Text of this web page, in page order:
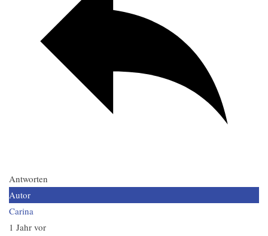
Antworten
Autor
Carina
1 Jahr vor